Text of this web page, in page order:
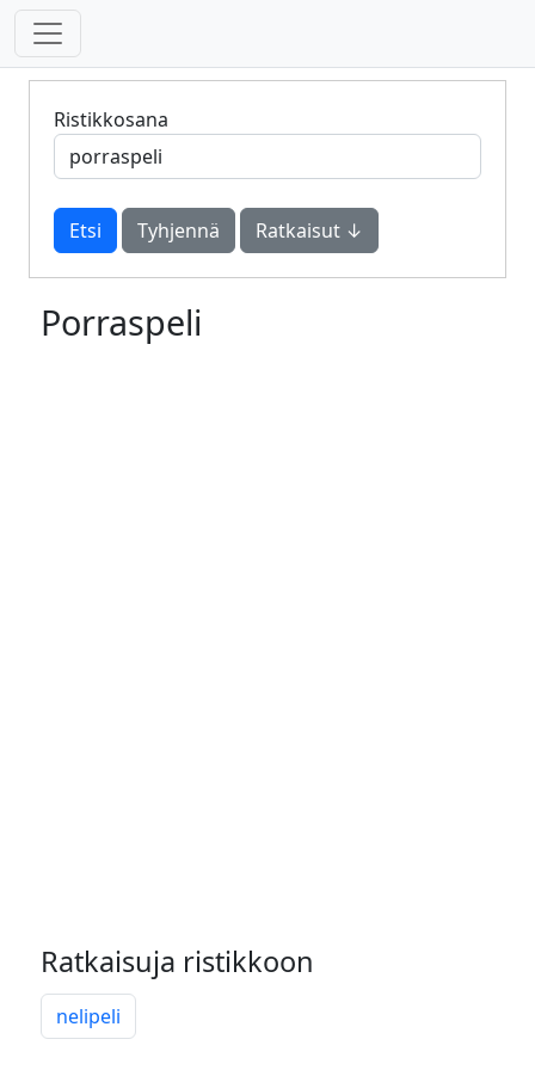
Ristikkosana
Tyhjennä Ratkaisut ↓
Porraspeli
Ratkaisuja ristikkoon
nelipeli